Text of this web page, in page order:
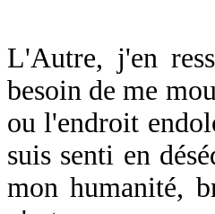
L'Autre, j'en
besoin de me
ou l'endroit
suis senti en
mon humanité,